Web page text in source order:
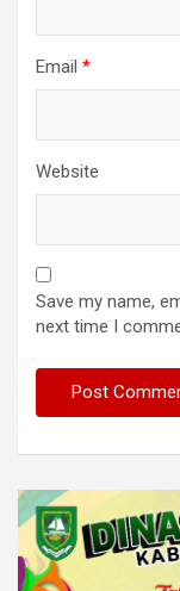
Email *
Website
Save my name,
next time I